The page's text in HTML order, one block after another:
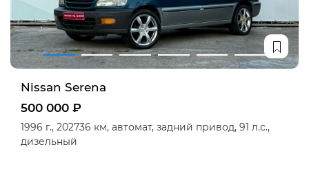
Nissan Serena
500 000 ₽
1996 г., 202736 км, автомат, задний привод, 91 л.с.,
дизельный